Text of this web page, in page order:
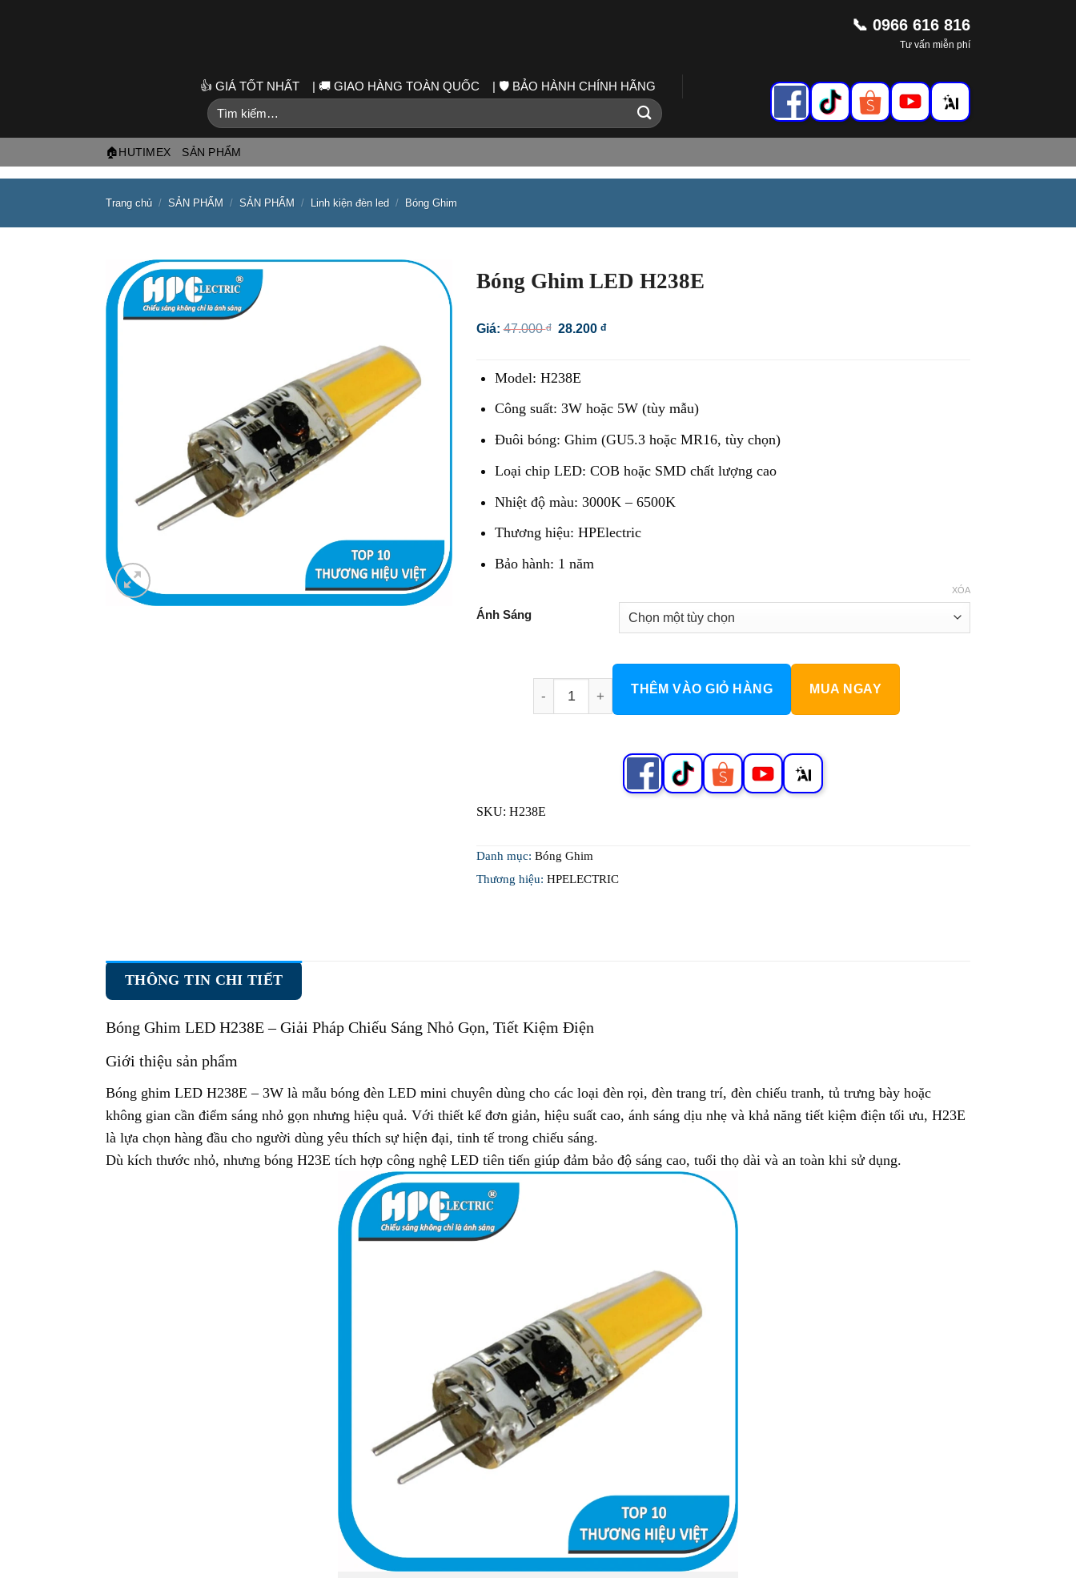
📞 0966 616 816
Tư vấn miễn phí
👍 GIÁ TỐT NHẤT | 🚚 GIAO HÀNG TOÀN QUỐC | 🛡️ BẢO HÀNH CHÍNH HÃNG
Tìm
kiếm:
🏠HUTIMEX SẢN PHẨM
Trang chủ / SẢN PHẨM / SẢN PHẨM / Linh kiện đèn led / Bóng Ghim
Bóng Ghim LED H238E
Giá:47.000đ
Giá
28.200đGiá
Model: H238E
Công suất: 3W hoặc 5W (tùy mẫu)
Đuôi bóng: Ghim (GU5.3 hoặc MR16, tùy chọn)
Loại chip LED: COB hoặc SMD chất lượng cao
Nhiệt độ màu: 3000K – 6500K
Thương hiệu: HPElectric
Bảo hành: 1 năm
Ánh Sáng
XÓA
Bóng Ghim LED H238E số lượng
THÊM VÀO GIỎ HÀNG MUA NGAY
SKU: H238E
Danh mục: Bóng Ghim
Thương hiệu: HPELECTRIC
THÔNG TIN CHI TIẾT
Bóng Ghim LED H238E– Giải Pháp Chiếu Sáng Nhỏ Gọn, Tiết Kiệm Điện
Giới thiệu sản phẩm
Bóng ghim LED H238E – 3W là mẫu bóng đèn LED mini chuyên dùng cho các loại đèn rọi, đèn trang trí, đèn chiếu tranh, tủ trưng bày hoặc
không gian cần điểm sáng nhỏ gọn nhưng hiệu quả. Với thiết kế đơn giản, hiệu suất cao, ánh sáng dịu nhẹ và khả năng tiết kiệm điện tối ưu, H23E
là lựa chọn hàng đầu cho người dùng yêu thích sự hiện đại, tinh tế trong chiếu sáng.
Dù kích thước nhỏ, nhưng bóng H23E tích hợp công nghệ LED tiên tiến giúp đảm bảo độ sáng cao, tuổi thọ dài và an toàn khi sử dụng.